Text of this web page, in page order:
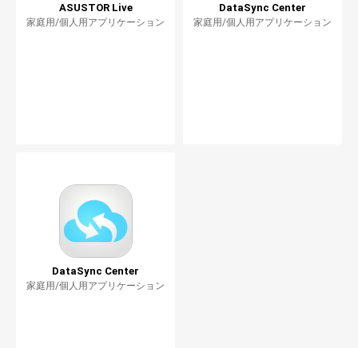
ASUSTOR Live
家庭用/個人用アプリケーション
DataSync Center
家庭用/個人用アプリケーション
DataSync Center
家庭用/個人用アプリケーション